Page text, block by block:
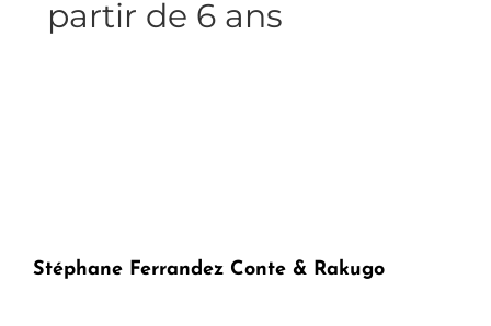
partir de 6 ans
Stéphane Ferrandez Conte & Rakugo